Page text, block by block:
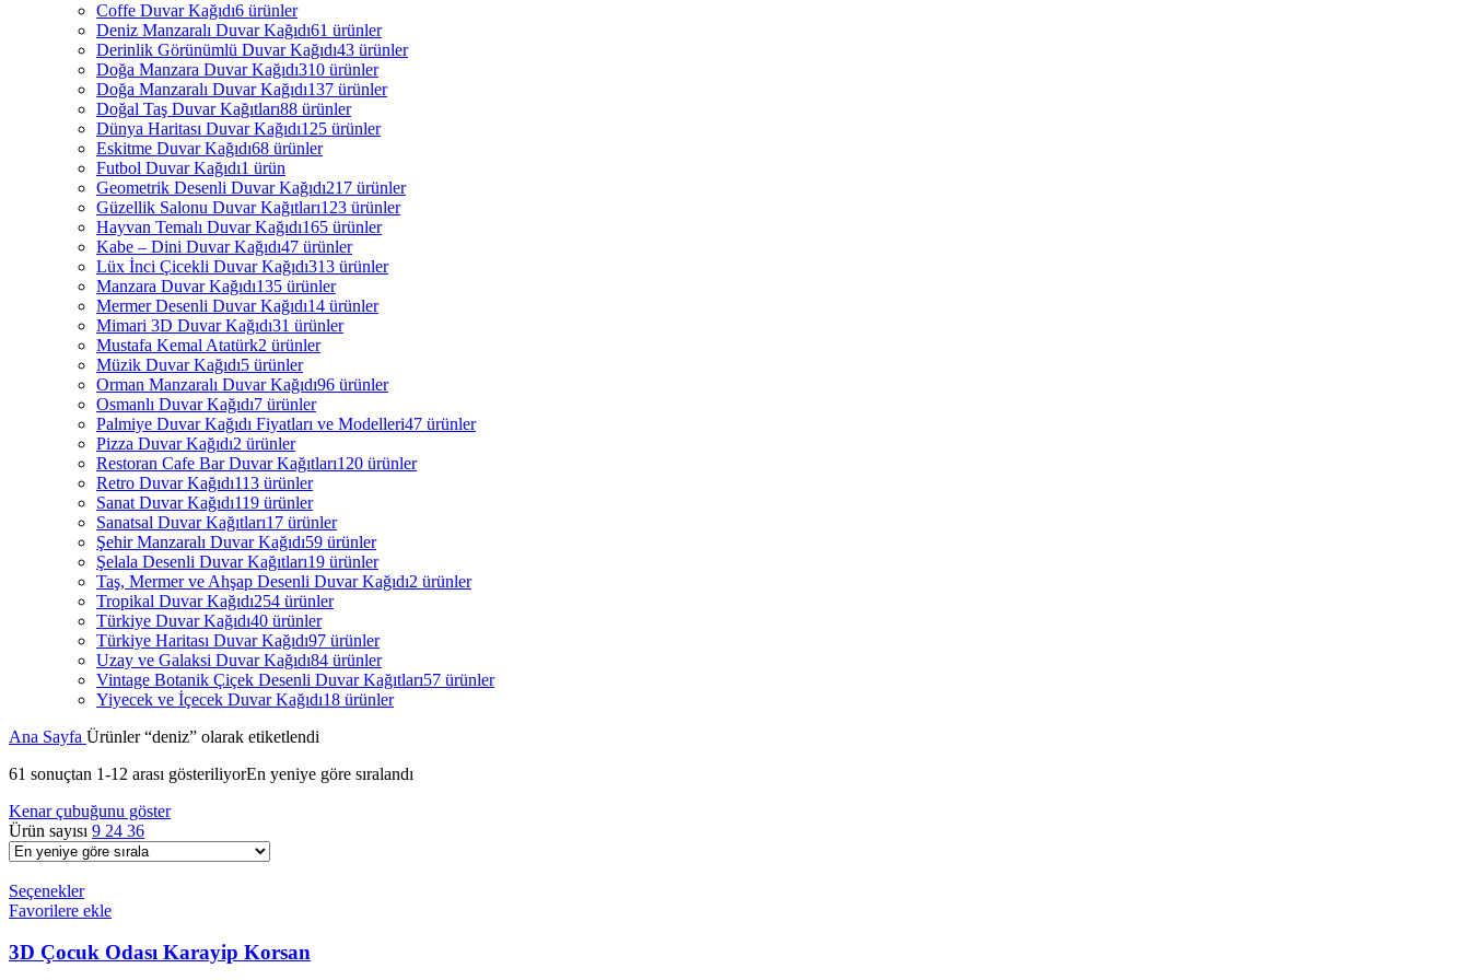
Coffe Duvar Kağıdı6 ürünler
Deniz Manzaralı Duvar Kağıdı61 ürünler
Derinlik Görünümlü Duvar Kağıdı43 ürünler
Doğa Manzara Duvar Kağıdı310 ürünler
Doğa Manzaralı Duvar Kağıdı137 ürünler
Doğal Taş Duvar Kağıtları88 ürünler
Dünya Haritası Duvar Kağıdı125 ürünler
Eskitme Duvar Kağıdı68 ürünler
Futbol Duvar Kağıdı1 ürün
Geometrik Desenli Duvar Kağıdı217 ürünler
Güzellik Salonu Duvar Kağıtları123 ürünler
Hayvan Temalı Duvar Kağıdı165 ürünler
Kabe – Dini Duvar Kağıdı47 ürünler
Lüx İnci Çicekli Duvar Kağıdı313 ürünler
Manzara Duvar Kağıdı135 ürünler
Mermer Desenli Duvar Kağıdı14 ürünler
Mimari 3D Duvar Kağıdı31 ürünler
Mustafa Kemal Atatürk2 ürünler
Müzik Duvar Kağıdı5 ürünler
Orman Manzaralı Duvar Kağıdı96 ürünler
Osmanlı Duvar Kağıdı7 ürünler
Palmiye Duvar Kağıdı Fiyatları ve Modelleri47 ürünler
Pizza Duvar Kağıdı2 ürünler
Restoran Cafe Bar Duvar Kağıtları120 ürünler
Retro Duvar Kağıdı113 ürünler
Sanat Duvar Kağıdı119 ürünler
Sanatsal Duvar Kağıtları17 ürünler
Şehir Manzaralı Duvar Kağıdı59 ürünler
Şelala Desenli Duvar Kağıtları19 ürünler
Taş, Mermer ve Ahşap Desenli Duvar Kağıdı2 ürünler
Tropikal Duvar Kağıdı254 ürünler
Türkiye Duvar Kağıdı40 ürünler
Türkiye Haritası Duvar Kağıdı97 ürünler
Uzay ve Galaksi Duvar Kağıdı84 ürünler
Vintage Botanik Çiçek Desenli Duvar Kağıtları57 ürünler
Yiyecek ve İçecek Duvar Kağıdı18 ürünler
Ana Sayfa Ürünler “deniz” olarak etiketlendi
61 sonuçtan 1-12 arası gösteriliyorEn yeniye göre sıralandı
Kenar çubuğunu göster
Ürün sayısı 9 24 36
Seçenekler
Favorilere ekle
3D Çocuk Odası Karayip Korsan